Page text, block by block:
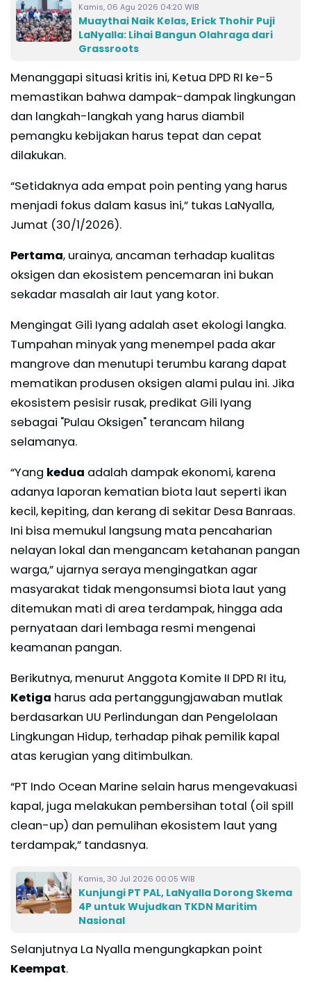
Kamis, 06 Agu 2026 04:20 WIB
Muaythai Naik Kelas, Erick Thohir Puji
LaNyalla: Lihai Bangun Olahraga dari
Grassroots
Menanggapi situasi kritis ini, Ketua DPD RI ke-5
memastikan bahwa dampak-dampak lingkungan
dan langkah-langkah yang harus diambil
pemangku kebijakan harus tepat dan cepat
dilakukan.
“Setidaknya ada empat poin penting yang harus
menjadi fokus dalam kasus ini,” tukas LaNyalla,
Jumat (30/1/2026).
Pertama, urainya, ancaman terhadap kualitas
oksigen dan ekosistem pencemaran ini bukan
sekadar masalah air laut yang kotor.
Mengingat Gili Iyang adalah aset ekologi langka.
Tumpahan minyak yang menempel pada akar
mangrove dan menutupi terumbu karang dapat
mematikan produsen oksigen alami pulau ini. Jika
ekosistem pesisir rusak, predikat Gili Iyang
sebagai "Pulau Oksigen" terancam hilang
selamanya.
“Yang kedua adalah dampak ekonomi, karena
adanya laporan kematian biota laut seperti ikan
kecil, kepiting, dan kerang di sekitar Desa Banraas.
Ini bisa memukul langsung mata pencaharian
nelayan lokal dan mengancam ketahanan pangan
warga,” ujarnya seraya mengingatkan agar
masyarakat tidak mengonsumsi biota laut yang
ditemukan mati di area terdampak, hingga ada
pernyataan dari lembaga resmi mengenai
keamanan pangan.
Berikutnya, menurut Anggota Komite II DPD RI itu,
Ketiga harus ada pertanggungjawaban mutlak
berdasarkan UU Perlindungan dan Pengelolaan
Lingkungan Hidup, terhadap pihak pemilik kapal
atas kerugian yang ditimbulkan.
“PT Indo Ocean Marine selain harus mengevakuasi
kapal, juga melakukan pembersihan total (oil spill
clean-up) dan pemulihan ekosistem laut yang
terdampak,” tandasnya.
Kamis, 30 Jul 2026 00:05 WIB
Kunjungi PT PAL, LaNyalla Dorong Skema
4P untuk Wujudkan TKDN Maritim
Nasional
Selanjutnya La Nyalla mengungkapkan point
Keempat.